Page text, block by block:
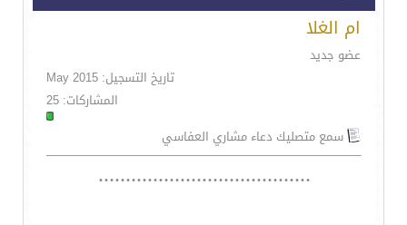
ام الغلا
عضو جديد
تاريخ التسجيل: May 2015
المشاركات: 25
سمع متصليك دعاء مشاري العفاسي
.......................................